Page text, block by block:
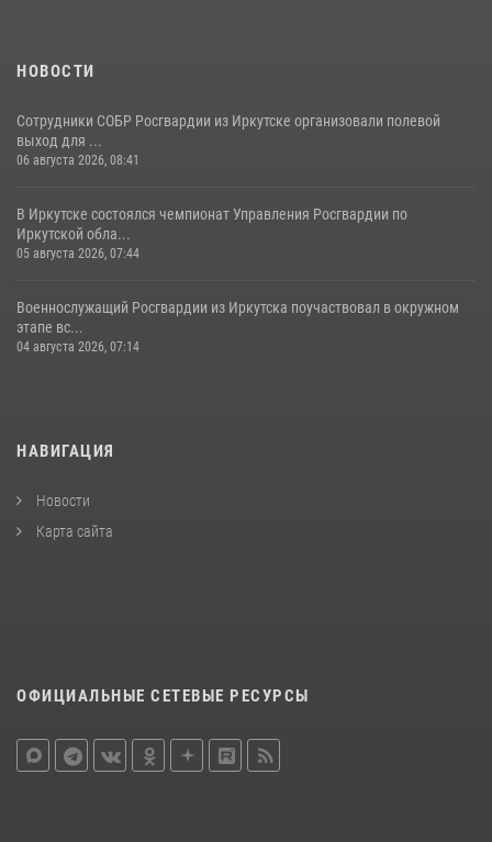
НОВОСТИ
Сотрудники СОБР Росгвардии из Иркутске организовали полевой
выход для ...
06 августа 2026, 08:41
В Иркутске состоялся чемпионат Управления Росгвардии по
Иркутской обла...
05 августа 2026, 07:44
Военнослужащий Росгвардии из Иркутска поучаствовал в окружном
этапе вс...
04 августа 2026, 07:14
НАВИГАЦИЯ
Новости
Карта сайта
ОФИЦИАЛЬНЫЕ СЕТЕВЫЕ РЕСУРСЫ